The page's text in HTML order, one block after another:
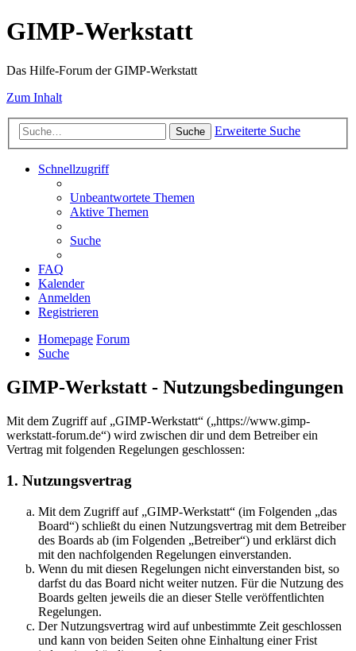
GIMP-Werkstatt
Das Hilfe-Forum der GIMP-Werkstatt
Zum Inhalt
Suche Erweiterte Suche
Schnellzugriff
Unbeantwortete Themen
Aktive Themen
Suche
FAQ
Kalender
Anmelden
Registrieren
Homepage Forum
Suche
GIMP-Werkstatt - Nutzungsbedingungen
Mit dem Zugriff auf „GIMP-Werkstatt“ („https://www.gimp-
werkstatt-forum.de“) wird zwischen dir und dem Betreiber ein
Vertrag mit folgenden Regelungen geschlossen:
1. Nutzungsvertrag
Mit dem Zugriff auf „GIMP-Werkstatt“ (im Folgenden „das
Board“) schließt du einen Nutzungsvertrag mit dem Betreiber
des Boards ab (im Folgenden „Betreiber“) und erklärst dich
mit den nachfolgenden Regelungen einverstanden.
Wenn du mit diesen Regelungen nicht einverstanden bist, so
darfst du das Board nicht weiter nutzen. Für die Nutzung des
Boards gelten jeweils die an dieser Stelle veröffentlichten
Regelungen.
Der Nutzungsvertrag wird auf unbestimmte Zeit geschlossen
und kann von beiden Seiten ohne Einhaltung einer Frist